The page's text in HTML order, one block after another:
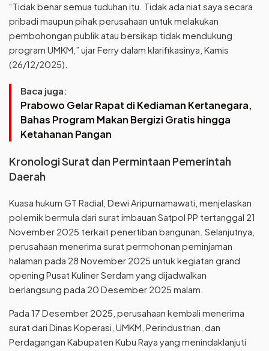
“Tidak benar semua tuduhan itu. Tidak ada niat saya secara
pribadi maupun pihak perusahaan untuk melakukan
pembohongan publik atau bersikap tidak mendukung
program UMKM,” ujar Ferry dalam klarifikasinya, Kamis
(26/12/2025).
Baca juga:
Prabowo Gelar Rapat di Kediaman Kertanegara,
Bahas Program Makan Bergizi Gratis hingga
Ketahanan Pangan
Kronologi Surat dan Permintaan Pemerintah
Daerah
Kuasa hukum GT Radial, Dewi Aripurnamawati, menjelaskan
polemik bermula dari surat imbauan Satpol PP tertanggal 21
November 2025 terkait penertiban bangunan. Selanjutnya,
perusahaan menerima surat permohonan peminjaman
halaman pada 28 November 2025 untuk kegiatan grand
opening Pusat Kuliner Serdam yang dijadwalkan
berlangsung pada 20 Desember 2025 malam.
Pada 17 Desember 2025, perusahaan kembali menerima
surat dari Dinas Koperasi, UMKM, Perindustrian, dan
Perdagangan Kabupaten Kubu Raya yang menindaklanjuti